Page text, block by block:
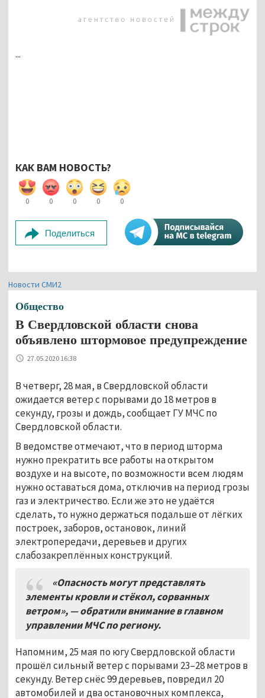
...
КАК ВАМ НОВОСТЬ?
0 0 0 0 0
Поделиться
Новости СМИ2
Общество
В Свердловской области снова
объявлено штормовое предупреждение
27.05.2020 16:38
В четверг, 28 мая, в Свердловской области
ожидается ветер с порывами до 18 метров в
секунду, грозы и дождь, сообщает ГУ МЧС по
Свердловской области.
В ведомстве отмечают, что в период шторма
нужно прекратить все работы на открытом
воздухе и на высоте, по возможности всем людям
нужно оставаться дома, отключив на период грозы
газ и электричество. Если же это не удаётся
сделать, то нужно держаться подальше от лёгких
построек, заборов, остановок, линий
электропередачи, деревьев и других
слабозакреплённых конструкций.
«Опасность могут представлять
элементы кровли и стёкол, сорванных
ветром», — обратили внимание в главном
управлении МЧС по региону.
Напомним, 25 мая по югу Свердловской области
прошёл сильный ветер с порывами 23–28 метров в
секунду. Ветер снёс 99 деревьев, повредил 20
автомобилей и два остановочных комплекса,